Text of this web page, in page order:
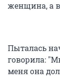
женщина, а
Пыталась
говорила:
меня она